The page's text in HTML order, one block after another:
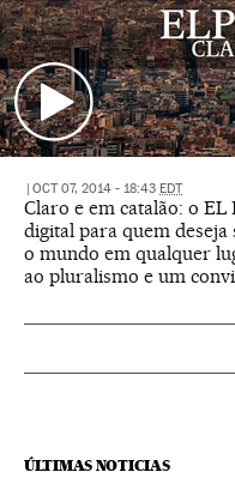
OCT 07, 2014 - 18:43 EDT
Claro e em catalão: o EL
digital para quem
o mundo em qualquer
ao pluralismo e um
ÚLTIMAS NOTICIAS